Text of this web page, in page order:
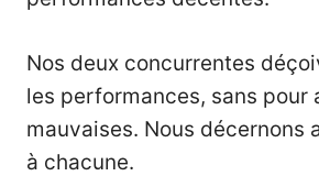
Nos deux concurrentes
les performances, sans pour
mauvaises. Nous décernons
à chacune.